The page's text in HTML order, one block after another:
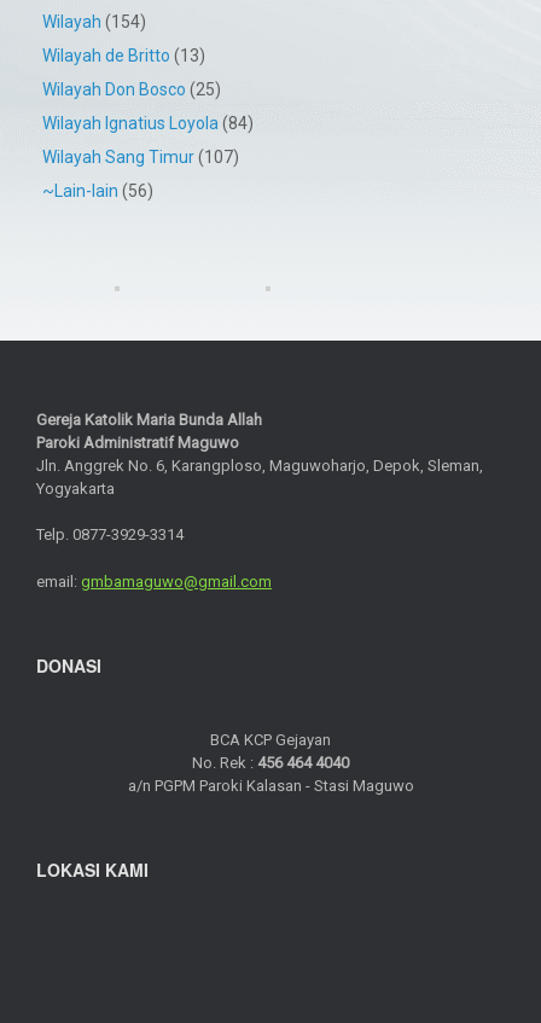
Wilayah (154)
Wilayah de Britto (13)
Wilayah Don Bosco (25)
Wilayah Ignatius Loyola (84)
Wilayah Sang Timur(107)
~Lain-lain (56)
Gereja Katolik Maria Bunda Allah
Paroki Administratif Maguwo
Jln. Anggrek No. 6, Karangploso, Maguwoharjo, Depok, Sleman,
Yogyakarta
Telp. 0877-3929-3314
email: gmbamaguwo@gmail.com
DONASI
BCA KCP Gejayan
No. Rek : 456 464 4040
a/n PGPM Paroki Kalasan - Stasi Maguwo
LOKASI KAMI